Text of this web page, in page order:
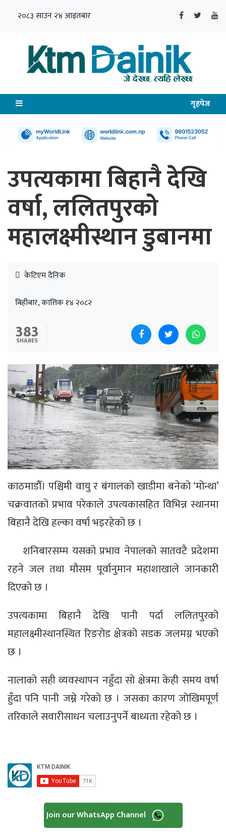
२०८३ साउन २४ आइतबार
गृहपेज
उपत्यकामा बिहानै देखि
वर्षा, ललितपुरको
महालक्ष्मीस्थान डुबानमा
केटिएम दैनिक
बिहीबार, कात्तिक १४ २०८२
383
SHARES
काठमाडौँ। पश्चिमी वायु र बंगालको खाडीमा बनेको ‘मोन्था’
चक्रवातको प्रभाव परेकाले उपत्यकासहित विभिन्न स्थानमा
बिहानै देखि हल्का वर्षा भइरहेको छ ।
शनिबारसम्म यसको प्रभाव नेपालको सातवटै प्रदेशमा
रहने जल तथा मौसम पूर्वानुमान महाशाखाले जानकारी
दिएको छ ।
उपत्यकामा बिहानै देखि पानी पर्दा ललितपुरको
महालक्ष्मीस्थानस्थित रिङरोड क्षेत्रको सडक जलमग्न भएको
छ ।
नालाको सही व्यवस्थापन नहुँदा सो क्षेत्रमा केही समय वर्षा
हुँदा पनि पानी जम्ने गरेको छ । जसका कारण जोखिमपूर्ण
तरिकाले सवारीसाधन चलाउनुपर्ने बाध्यता रहेको छ ।
Join our WhatsApp Channel